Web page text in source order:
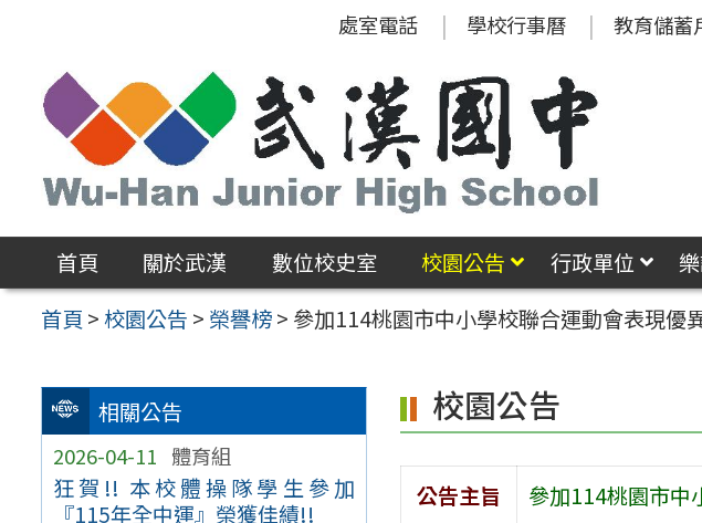
區
處室電話 學校行事曆 教育儲蓄
首頁 關於武漢 數位校史室 校園公告 行政單位
首頁 >校園公告 > 榮譽榜> 參加114桃園市中小學校聯合運動會表現優
相關公告
2026-04-11 體育組
狂賀!! 本校體操隊學生參加
『115年全中運』榮獲佳績!!
校園公告
公告主旨
參加114桃園市中